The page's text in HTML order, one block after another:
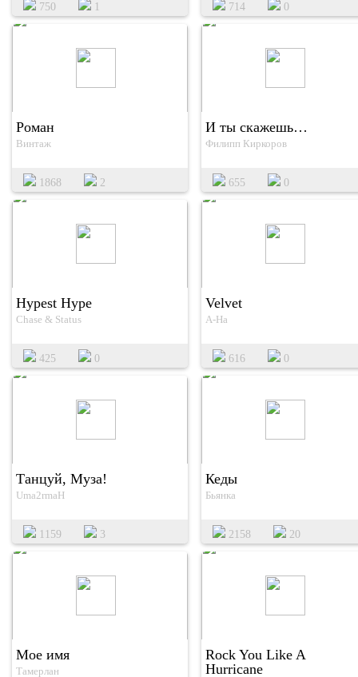
750 1 714 0
Роман
Винтаж
1868 2
И ты скажешь…
Филипп Киркоров
655 0
Hypest Hype
Chase & Status
425 0
Velvet
A-Ha
616 0
Танцуй, Муза!
Uma2rmaH
1159 3
Кеды
Бьянка
2158 20
Мое имя
Тамерлан
Rock You Like A
Hurricane